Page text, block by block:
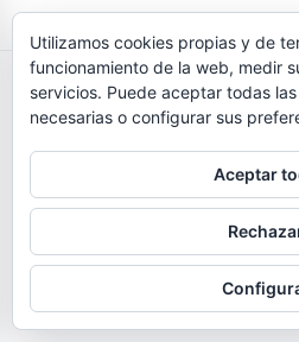
FLORISTERIAS BEDUNIA
Utilizamos cookies propias y de
funcionamiento de la web, medir
servicios. Puede aceptar todas
necesarias o configurar sus
Aceptar